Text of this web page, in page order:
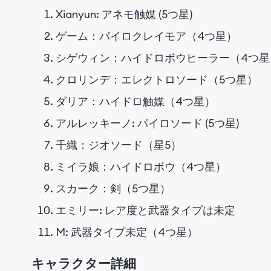
Xianyun: アネモ触媒 (5つ星)
ゲーム：パイロクレイモア（4つ星）
シゲウィン：ハイドロボウヒーラー（4つ
クロリンデ：エレクトロソード（5つ星）
ダリア：ハイドロ触媒（4つ星）
アルレッキーノ: パイロソード (5つ星)
千織：ジオソード（星5）
ミイラ娘：ハイドロボウ（4つ星）
スカーク：剣（5つ星）
エミリー: レア度と武器タイプは未定
M: 武器タイプ未定（4つ星）
キャラクター詳細